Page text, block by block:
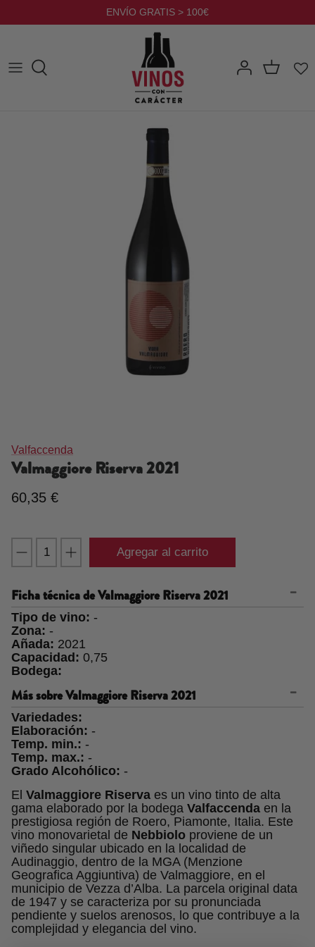
al
ENVÍO GRATIS > 100€
Valfaccenda
Valmaggiore Riserva2021
60,35 €
Agregar al carrito
Ficha técnica deValmaggiore Riserva 2021
Tipo de vino: -
Zona: -
Añada: 2021
Capacidad: 0,75
Bodega:
Más sobreValmaggiore Riserva 2021
Variedades:
Elaboración: -
Temp. min.: -
Temp. max.: -
Grado Alcohólico: -
El Valmaggiore Riserva es un vino tinto de alta
gama elaborado por la bodega Valfaccenda en la
prestigiosa región de Roero, Piamonte, Italia. Este
vino monovarietal de Nebbiolo proviene de un
viñedo singular ubicado en la localidad de
Audinaggio, dentro de la MGA (Menzione
Geografica Aggiuntiva) de Valmaggiore, en el
municipio de Vezza d’Alba. La parcela original data
de 1947 y se caracteriza por su pronunciada
pendiente y suelos arenosos, lo que contribuye a la
complejidad y elegancia del vino.